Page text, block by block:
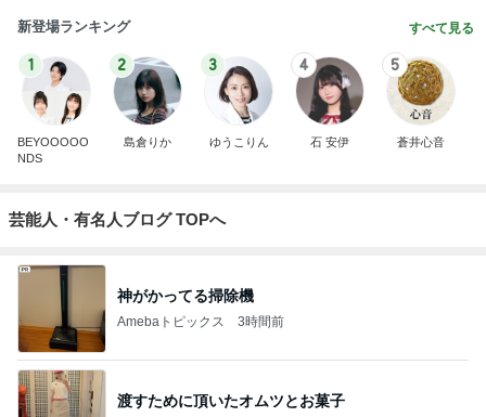
新登場ランキング すべて見る
1
BEYOOOOO
NDS
2
島倉りか
3
ゆうこりん
4
石 安伊
5
蒼井心音
芸能人・有名人ブログ TOPへ
神がかってる掃除機
Amebaトピックス 3時間前
渡すために頂いたオムツとお菓子